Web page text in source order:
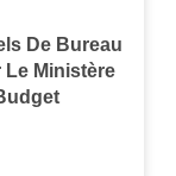
De Bureau
Ministère